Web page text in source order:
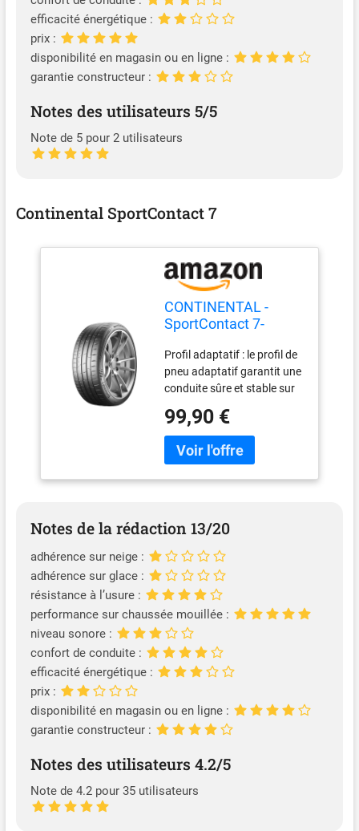
CORSA (S07,X15), Adam
(M13), ASTRA (A04,T98),
(E01); MERCEDES-BENZ
190 (W201), CLASSE
W123; VW POLO VI
(955,937,932); PORSCHE
compatible avec votre
restriction/critère existant.
efficacité énergétique :
prix :
disponibilité en magasin ou en ligne :
garantie constructeur :
Notes des utilisateurs 5/5
Note de 5 pour 2 utilisateurs
Continental SportContact 7
CONTINENTAL -
SportContact 7-
92Y/C/A/72dB -
pneus d'hiver
Profil adaptatif : le profil de
pneu adaptatif garantit une
conduite sûre et stable sur
mouillée, même à vitesse
élevée. Performance flexible
: kilométrage nettement
Construction sur mesure :
optimisé pour différentes
classes et charges de
véhicules, le SportContact 7
offre toujours la sensation
SportContact inimitable.
Exceptionnellement durable
et efficace : sa gomme
avancée réduit la résistance
au roulement et améliore le
du pneu : efficacité
énergétique C,adhérence
roulement externe 72 dB (B)
99,90 €
Notes de la rédaction 13/20
adhérence sur neige :
adhérence sur glace :
résistance à l’usure :
performance sur chaussée mouillée :
niveau sonore :
confort de conduite :
efficacité énergétique :
prix :
disponibilité en magasin ou en ligne :
garantie constructeur :
Notes des utilisateurs 4.2/5
Note de 4.2 pour 35 utilisateurs